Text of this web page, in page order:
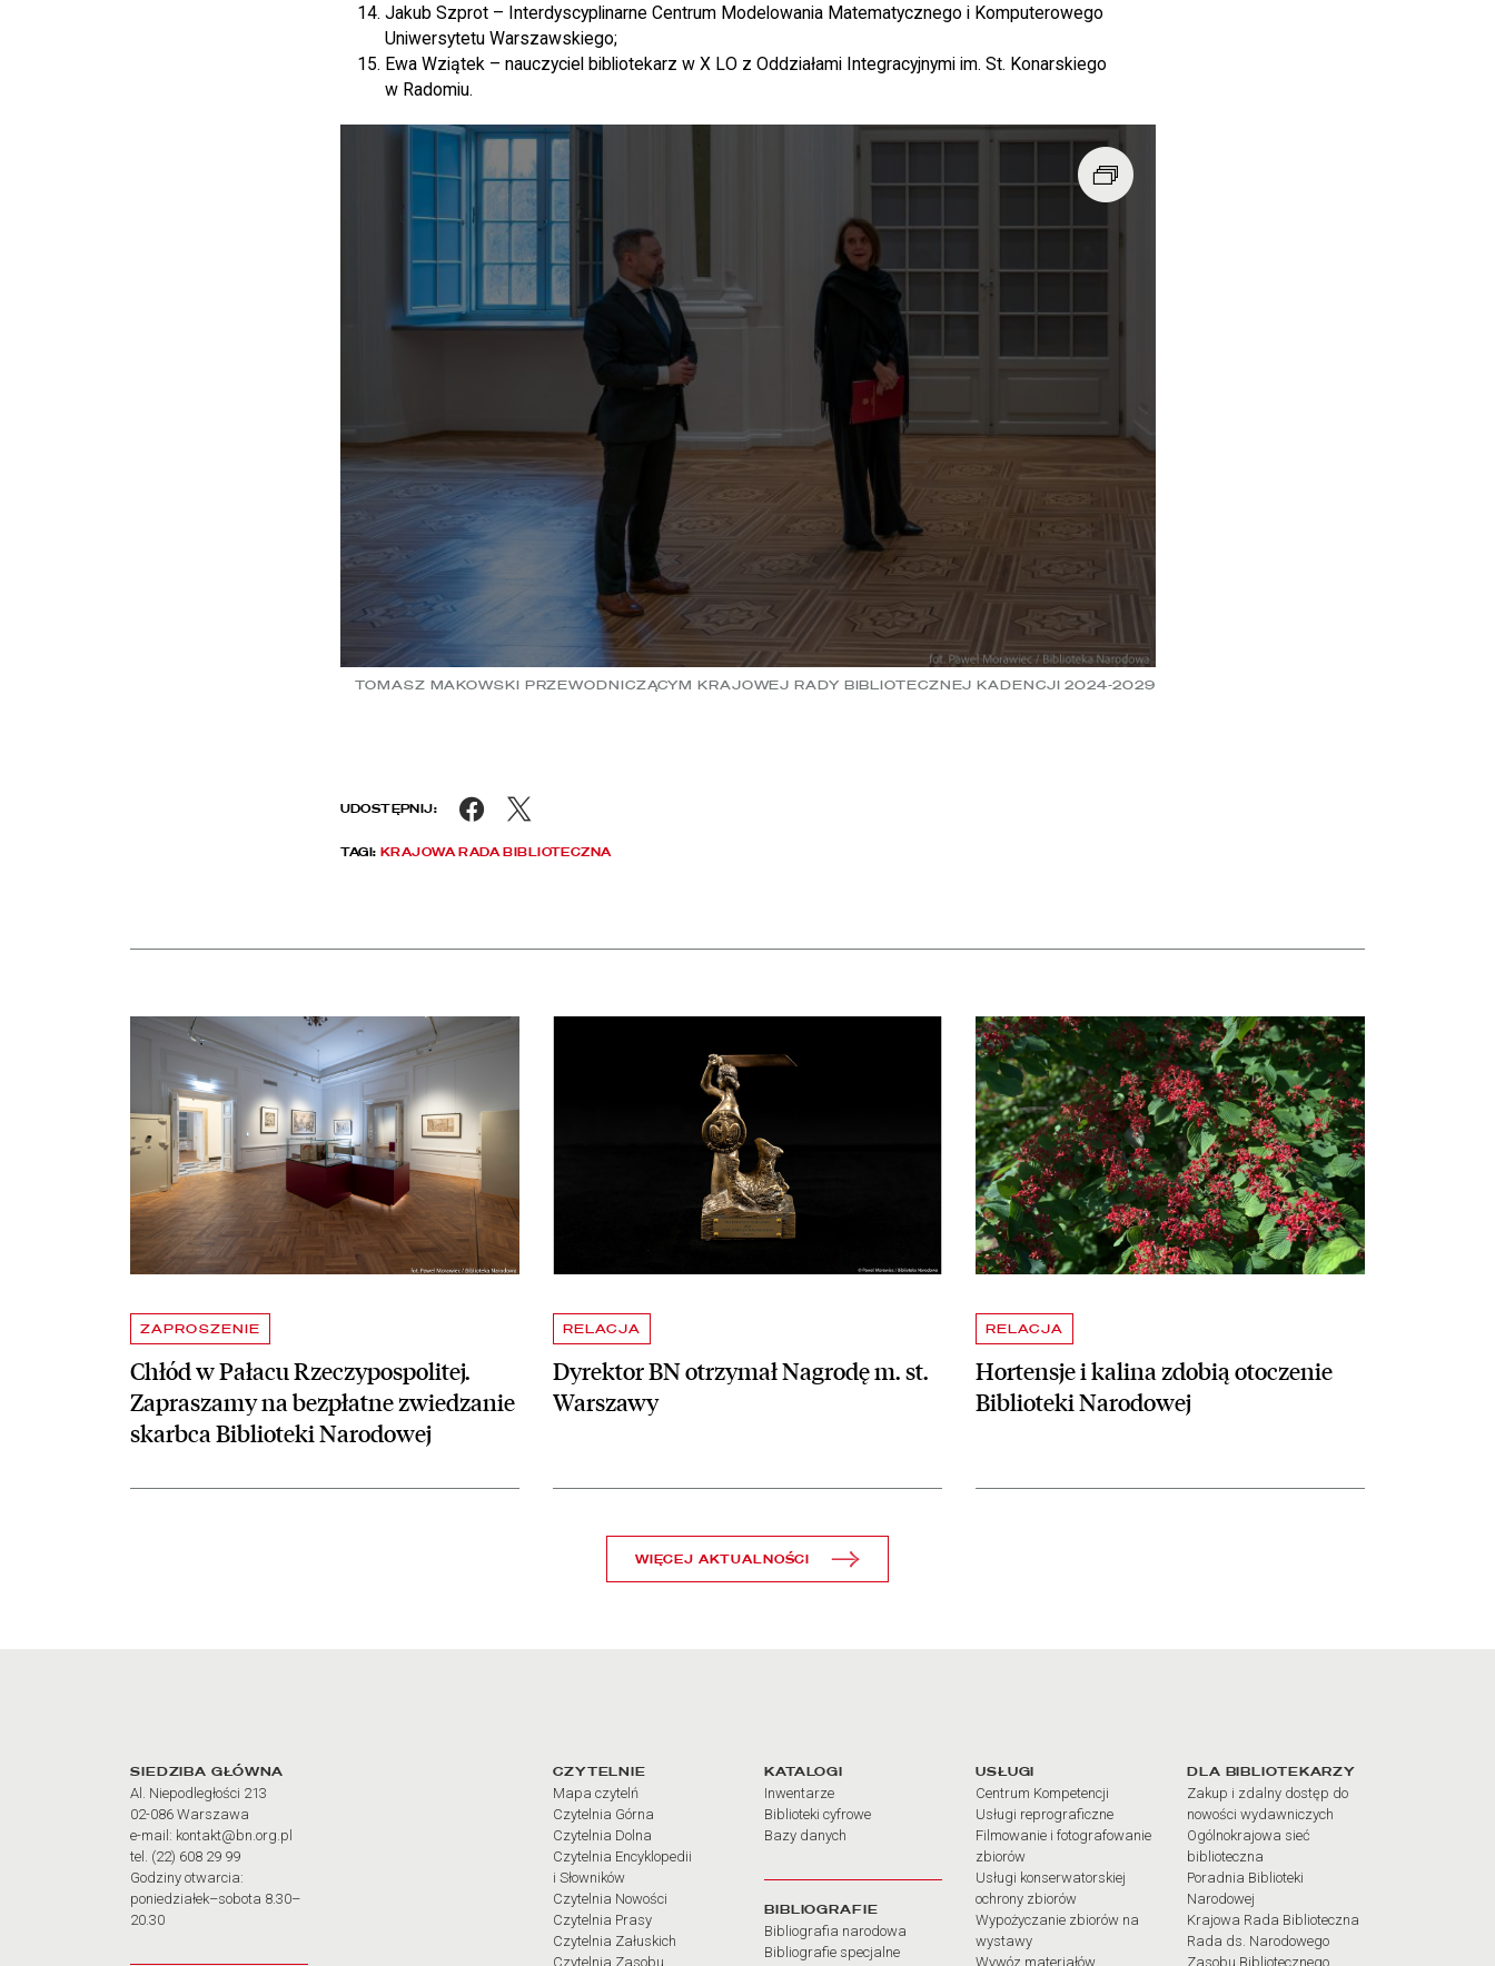
Jakub Szprot – Interdyscyplinarne Centrum Modelowania Matematycznego i Komputerowego
Uniwersytetu Warszawskiego;
Ewa Wziątek – nauczyciel bibliotekarz w X LO z Oddziałami Integracyjnymi im. St. Konarskiego
w Radomiu.
TOMASZ MAKOWSKI PRZEWODNICZĄCYM KRAJOWEJ RADY BIBLIOTECZNEJ KADENCJI 2024-2029
UDOSTĘPNIJ: Facebook
TAGI:KRAJOWA RADA BIBLIOTECZNA
Aktualności
ZAPROSZENIE
Chłód w Pałacu Rzeczypospolitej.
Zapraszamy na bezpłatne zwiedzanie
skarbca Biblioteki Narodowej
czytaj więcej o Chłód w Pałacu Rzeczypospolitej. Zapraszamy na bezpłatne zwiedzanie skarbca Biblioteki Narodowej
RELACJA
Dyrektor BN otrzymał Nagrodę m. st.
Warszawy
czytaj więcej o Dyrektor BN otrzymał Nagrodę m. st. Warszawy
RELACJA
Hortensje i kalina zdobią otoczenie
Biblioteki Narodowej
czytaj więcej o Hortensje i kalina zdobią otoczenie Biblioteki Narodowej
WIĘCEJ AKTUALNOŚCI
Adres oraz godziny otwarcia
SIEDZIBA GŁÓWNA
Al. Niepodległości 213
02-086 Warszawa
e-mail: kontakt@bn.org.pl
tel. (22) 608 29 99
Godziny otwarcia:
poniedziałek–sobota 8.30–
20.30
Linki do najważniejszych działów
CZYTELNIE
Mapa czytelń
Czytelnia Górna
Czytelnia Dolna
Czytelnia Encyklopedii
i Słowników
Czytelnia Nowości
Czytelnia Prasy
Czytelnia Załuskich
Czytelnia Zasobu
KATALOGI
Inwentarze
Biblioteki cyfrowe
Bazy danych
BIBLIOGRAFIE
Bibliografia narodowa
Bibliografie specjalne
USŁUGI
Centrum Kompetencji
Usługi reprograficzne
Filmowanie i fotografowanie
zbiorów
Usługi konserwatorskiej
ochrony zbiorów
Wypożyczanie zbiorów na
wystawy
Wywóz materiałów
DLA BIBLIOTEKARZY
Zakup i zdalny dostęp do
nowości wydawniczych
Ogólnokrajowa sieć
biblioteczna
Poradnia Biblioteki
Narodowej
Krajowa Rada Biblioteczna
Rada ds. Narodowego
Zasobu Bibliotecznego